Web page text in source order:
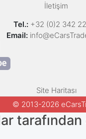
İletişim
Tel.: +32 (0)2 342
Email:
Site Haritası
© 2013-2026